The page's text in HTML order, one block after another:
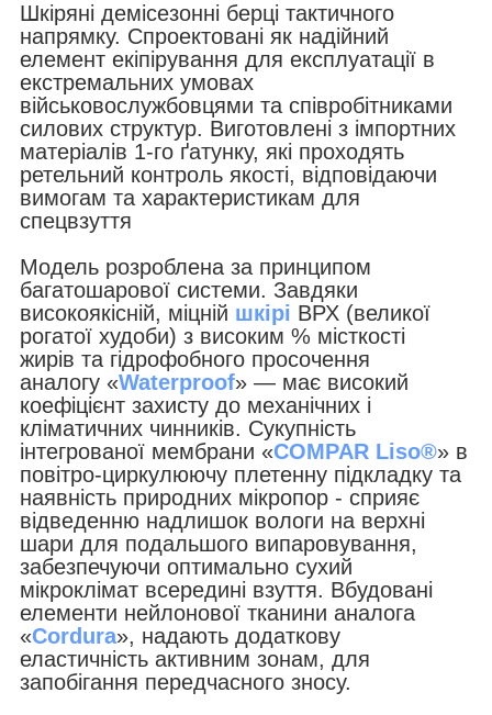
Шкіряні демісезонні берці тактичного
напрямку. Спроектовані як надійний
елемент екіпірування для експлуатації в
екстремальних умовах
військовослужбовцями та співробітниками
силових структур. Виготовлені з імпортних
матеріалів 1-го ґатунку, які проходять
ретельний контроль якості, відповідаючи
вимогам та характеристикам для
спецвзуття
Модель розроблена за принципом
багатошарової системи. Завдяки
високоякісній, міцній шкірі ВРХ (великої
рогатої худоби) з високим % місткості
жирів та гідрофобного просочення
аналогу «Waterproof» — має високий
коефіцієнт захисту до механічних і
кліматичних чинників. Сукупність
інтегрованої мембрани «COMPAR Liso®» в
повітро-циркулюючу плетенну підкладку та
наявність природних мікропор - сприяє
відведенню надлишок вологи на верхні
шари для подальшого випаровування,
забезпечуючи оптимально сухий
мікроклімат всередині взуття. Вбудовані
елементи нейлонової тканини аналога
«Cordura», надають додаткову
еластичність активним зонам, для
запобігання передчасного зносу.